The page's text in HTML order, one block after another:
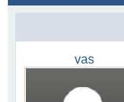
vas